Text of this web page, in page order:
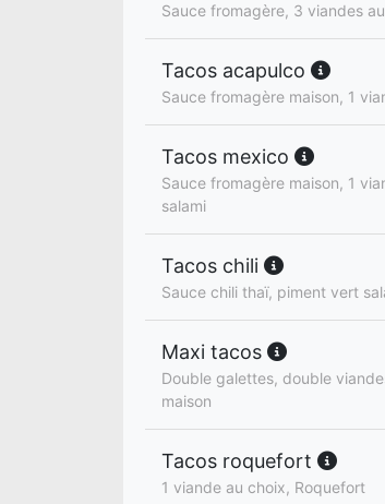
Sauce fromagère, 3 viandes
Tacos acapulco
Sauce fromagère maison, 1
Tacos mexico
Sauce fromagère maison, 1
salami
Tacos chili
Sauce chili thaï, piment vert
Maxi tacos
Double galettes, double
maison
Tacos roquefort
1 viande au choix, Roquefort